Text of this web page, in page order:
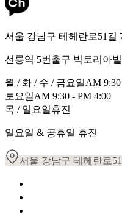
서울 강남구 테헤란로51길
선릉역 5번출구 빅토리아
월 / 화 / 수 / 금요일AM
토요일AM 9:30 - PM 4:00
목 / 일요일휴진
일요일 & 공휴일 휴진
서울 강남구 테헤란로